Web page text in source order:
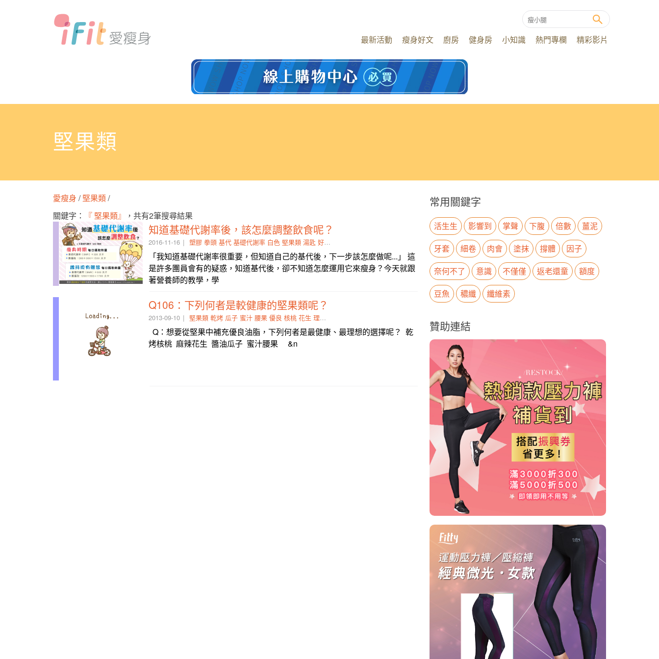
最新活動 瘦身好文 廚房 健身房 小知識 熱門專欄 精彩影片
堅果類
愛瘦身 /堅果類/
關鍵字：
『 堅果類』 ，共有2筆搜尋結果
知道基礎代謝率後，該怎麼調整飲食呢？
2016-11-16 塑膠 拳頭 基代 基礎代謝率 白色 堅果類 湯匙 好了
「我知道基礎代謝率很重要，但知道自己的基代後，下一步該怎麼做呢...」 這
是許多團員會有的疑惑，知道基代後，卻不知道怎麼運用它來瘦身？今天就跟
著營養師的教學，學
Q106：下列何者是較健康的堅果類呢？
2013-09-10 堅果類 乾烤 瓜子 蜜汁 腰果 優良 核桃 花生 理想
Q：想要從堅果中補充優良油脂，下列何者是最健康、最理想的選擇呢？ 乾
烤核桃 麻辣花生 醬油瓜子 蜜汁腰果 &n
常用關鍵字
活生生 影響到 掌聲 下腹 倍數
薑泥
牙套
細卷 肉會 塗抹 撐體
因子
奈何不了
意識 不僅僅 返老還童
額度
豆魚
穠纖 纖維素
贊助連結